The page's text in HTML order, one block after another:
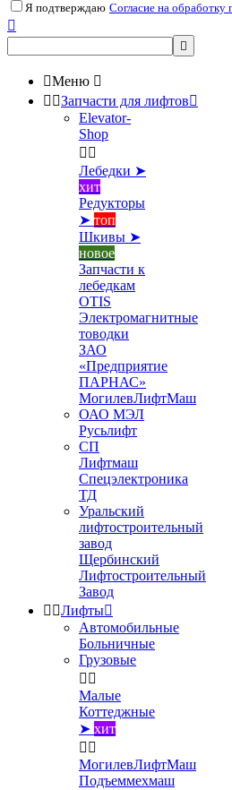
Я подтверждаю Согласие на


Меню 
 Запчасти для лифтов
Elevator-
Shop
 
Лебедки ➤
хит
Редукторы
➤ топ
Шкивы ➤
новое
Запчасти к
лебедкам
OTIS
Электромагнитные
товодки
ЗАО
«Предприятие
ПАРНАС»
МогилевЛифтМаш
ОАО МЭЛ
Русьлифт
СП
Лифтмаш
Спецэлектроника
ТД
Уральский
лифтостроительный
завод
Щербинский
Лифтостроительный
Завод
 Лифты
Автомобильные
Больничные
Грузовые
 
Малые
Коттеджные
➤ хит
 
МогилевЛифтМаш
Подъеммехмаш